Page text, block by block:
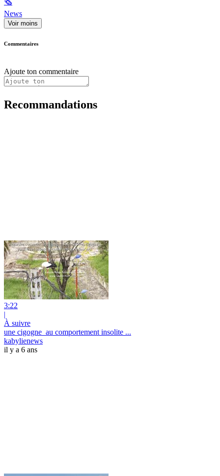
News
Voir moins
Commentaires
Ajoute ton commentaire
Recommandations
3:22
|
À suivre
une cigogne_au comportement insolite ...
kabylienews
il y a 6 ans